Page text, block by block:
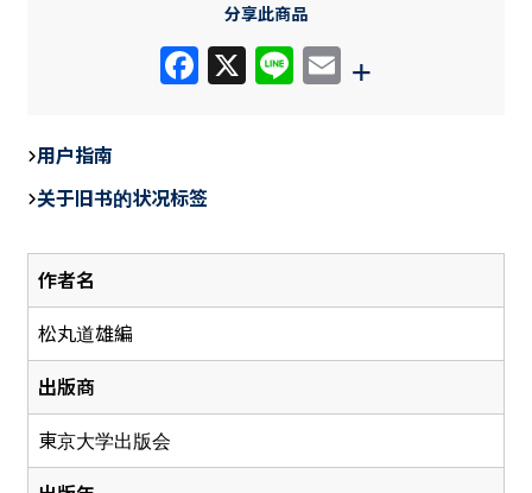
作者名
松丸道雄編
出版商
東京大学出版会
分享此商品
F
e
b
o
o
X Li E
+
用户指南
关于旧书的状况标签